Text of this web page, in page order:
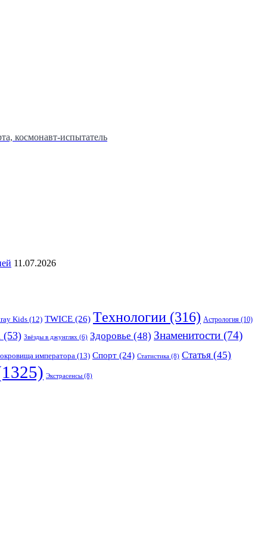
космонавт-испытатель
11.07.2026
Kids (12) TWICE (26) Tехнологии (316) Астрология (10)
(53) Звёзды в джунглях (6) Здоровье (48) Знаменитости (74)
императора (13) Спорт (24) Статистика (8) Статья (45)
Экстрасенсы (8)